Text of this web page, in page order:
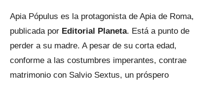
Apia Pópulus es la protagonista de Apia de Roma,
publicada por Editorial Planeta. Está a punto de
perder a su madre. A pesar de su corta edad,
conforme a las costumbres imperantes, contrae
matrimonio con Salvio Sextus, un próspero